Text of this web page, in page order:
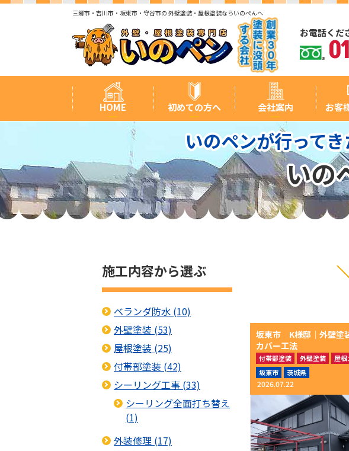
三郷市・吉川市・坂東市・守谷市の 外壁塗装・屋根塗装ならいのぺんへ
お電話くだ
HOME 初めての方へ 会社案内 お客
いのペンが行って
いの
坂東市 K様邸│外壁塗
カバー工法
2026.07.22
付帯部塗装 外壁塗装
屋
坂東市
茨城県
施工内容から選ぶ
ベランダ防水 (10)
外壁塗装 (53)
屋根塗装 (25)
付帯部塗装 (42)
シーリング工事 (33)
シーリング全面打ち替え
(1)
外装修理 (17)